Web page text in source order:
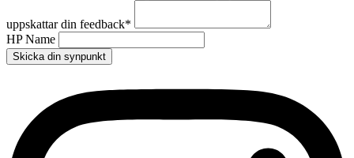
uppskattar din feedback*
HP Name
Skicka din synpunkt